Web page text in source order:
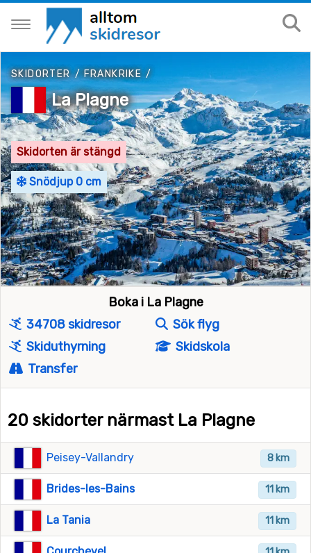
SKIDORTER/FRANKRIKE /
La Plagne
Skidorten är stängd
Snödjup 0 cm
Boka i La Plagne
34708 skidresor
Sök flyg
Skiduthyrning
Skidskola
Transfer
20 skidorter närmast La Plagne
8 km
Peisey-Vallandry
11 km
Brides-les-Bains
11 km
La Tania